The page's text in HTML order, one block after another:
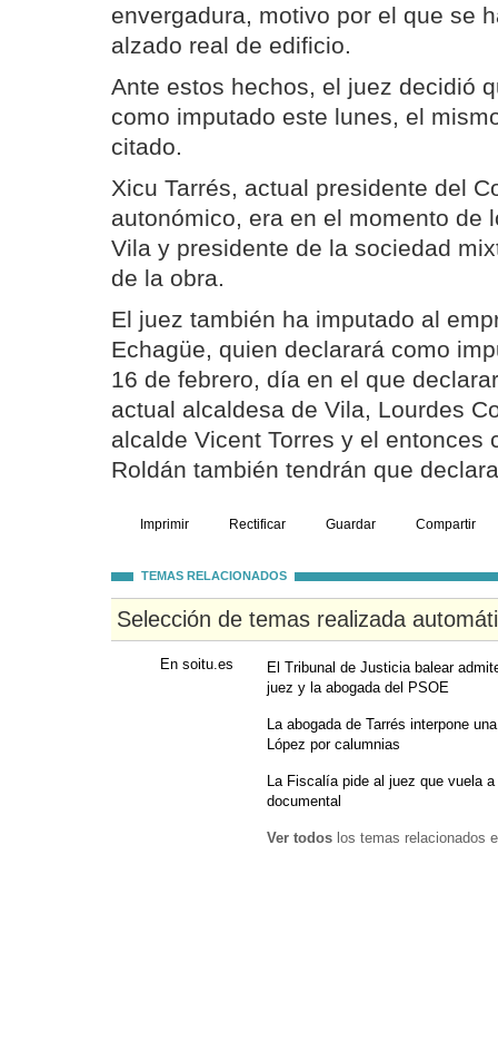
envergadura, motivo por el que se
alzado real de edificio.
Ante estos hechos, el juez decidió
como imputado este lunes, el
citado.
Xicu Tarrés, actual presidente del
autonómico, era en el momento de
Vila y presidente de la sociedad
de la obra.
El juez también ha imputado al
Echagüe, quien declarará como
16 de febrero, día en el que
actual alcaldesa de Vila, Lourdes
alcalde Vicent Torres y el entonces
Roldán también tendrán que
Imprimir Rectificar Guardar Compartir
TEMAS RELACIONADOS
Selección de temas realizada
En soitu.es
El Tribunal de Justicia balear
juez y la abogada del PSOE
La abogada de Tarrés interpone
López por calumnias
La Fiscalía pide al juez que vuela
documental
Ver todos los temas relacionados